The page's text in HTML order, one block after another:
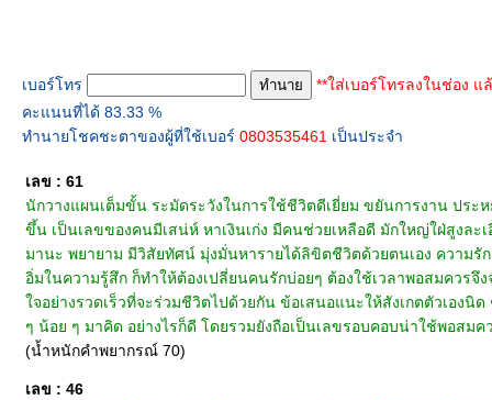
เบอร์โทร
**ใส่เบอร์โทรลงในช่อง แ
คะแนนที่ได้ 83.33 %
ทำนายโชคชะตาของผู้ที่ใช้เบอร์ 0803535461 เป็นประจำ
เลข : 61
นักวางแผนเต็มขั้น ระมัดระวังในการใช้ชีวิตดีเยี่ยม ขยันการงาน ประ
ขึ้น เป็นเลขของคนมีเสน่ห์ หาเงินเก่ง มีคนช่วยเหลือดี มักใหญ่ใฝ่สูงล
มานะ พยายาม มีวิสัยทัศน์ มุ่งมั่นหารายได้ลิขิตชีวิตด้วยตนเอง ความรั
อิ่มในความรู้สึก ก็ทำให้ต้องเปลี่ยนคนรักบ่อยๆ ต้องใช้เวลาพอสมควร
ใจอย่างรวดเร็วที่จะร่วมชีวิตไปด้วยกัน ข้อเสนอแนะให้สังเกตตัวเองนิ
ๆ น้อย ๆ มาคิด อย่างไรก็ดี โดยรวมยังถือเป็นเลขรอบคอบน่าใช้พอสมค
(น้ำหนักคำพยากรณ์ 70)
เลข : 46